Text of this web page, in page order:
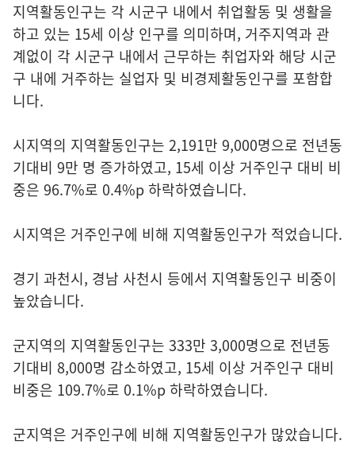
지역활동인구는 각 시군구 내에서 취업활동 및 생활을
하고 있는 15세 이상 인구를 의미하며, 거주지역과 관
계없이 각 시군구 내에서 근무하는 취업자와 해당 시군
구 내에 거주하는 실업자 및 비경제활동인구를 포함합
니다.
시지역의 지역활동인구는 2,191만 9,000명으로 전년동
기대비 9만 명 증가하였고, 15세 이상 거주인구 대비 비
중은 96.7%로 0.4%p 하락하였습니다.
시지역은 거주인구에 비해 지역활동인구가 적었습니다.
경기 과천시, 경남 사천시 등에서 지역활동인구 비중이
높았습니다.
군지역의 지역활동인구는 333만 3,000명으로 전년동
기대비 8,000명 감소하였고, 15세 이상 거주인구 대비
비중은 109.7%로 0.1%p 하락하였습니다.
군지역은 거주인구에 비해 지역활동인구가 많았습니다.